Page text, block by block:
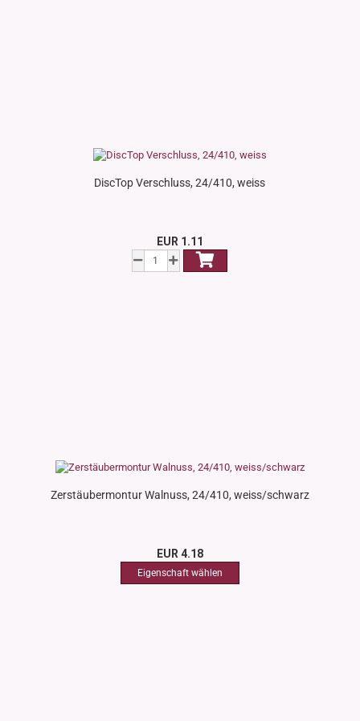
DiscTop Verschluss, 24/410, weiss
EUR 1.11
Zerstäubermontur Walnuss, 24/410, weiss/schwarz
EUR 4.18